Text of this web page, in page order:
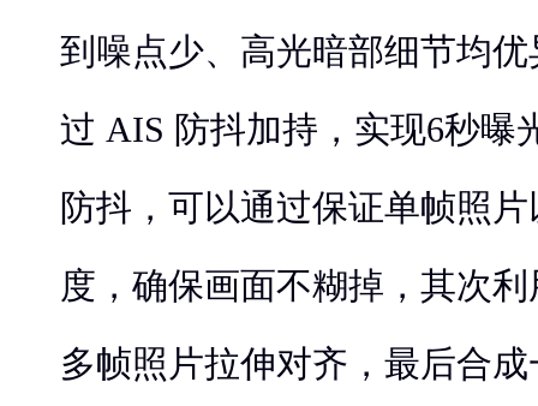
到噪点少、高光暗部细节均
过 AIS 防抖加持，实现6秒曝
防抖，可以通过保证单帧照
度，确保画面不糊掉，其次
多帧照片拉伸对齐，最后合